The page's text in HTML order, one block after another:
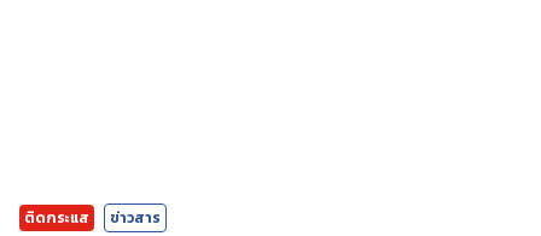
ติดกระแส ข่าวสาร